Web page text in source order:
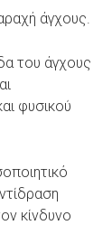
άγχους.
του άγχους
φυσικού
κίνδυνο